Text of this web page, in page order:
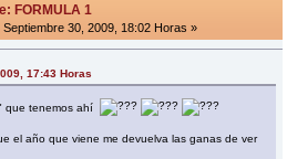
FORMULA 1
Septiembre 30, 2009, 18:02 Horas »
17:43 Horas
que tenemos ahí
el año que viene me devuelva las ganas de ver